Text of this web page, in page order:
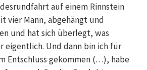
auf einem Rinnstein
vier Mann, abgehängt und
und hat sich überlegt, was
eigentlich. Und dann bin ich für
Entschluss gekommen (…), habe